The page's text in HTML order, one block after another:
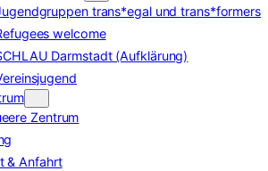
trans*egal und trans*formers
welcome
Darmstadt (Aufklärung)
Zentrum
& Anfahrt